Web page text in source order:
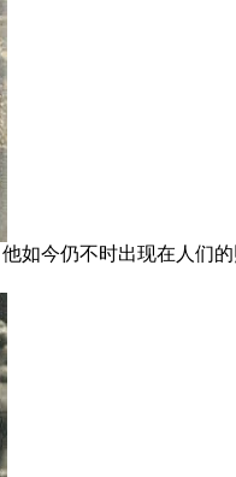
如今仍不时出现在人们